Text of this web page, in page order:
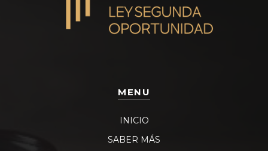
MENU
INICIO
SABER MÁS